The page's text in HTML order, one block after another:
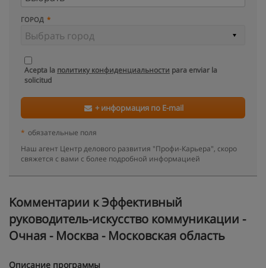
ГОРОД
Acepta la политику конфиденциальности para enviar la
solicitud
+ информация по E-mail
* обязательные поля
Наш агент Центр делового развития "Профи-Карьера", скоро
свяжется с вами с более подробной информацией
Kомментарии к Эффективный
руководитель-искусство коммуникации -
Очная - Москва - Московская область
Описание программы